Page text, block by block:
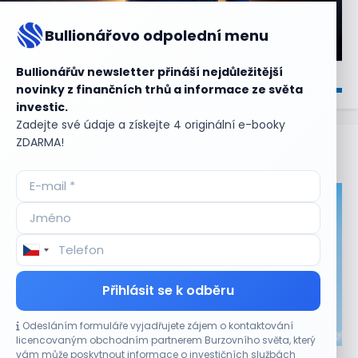
Bullionářovo odpolední menu
Bullionářův newsletter přináší nejdůležitější
novinky z finančních trhů a informace ze světa
investic.
Zadejte své údaje a získejte 4 originální e-booky
ZDARMA!
Přihlásit se k odběru
Odesláním formuláře vyjadřujete zájem o kontaktování
licencovaným obchodním partnerem Burzovního světa, který
vám může poskytnout informace o investičních službách
Aktuální
CO HÝBE TRHEM